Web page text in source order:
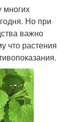
многих
Но при
важно
что растения